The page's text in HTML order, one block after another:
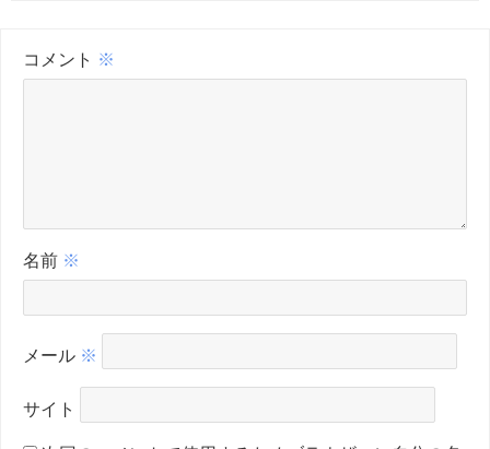
コメント ※
名前 ※
メール ※
サイト